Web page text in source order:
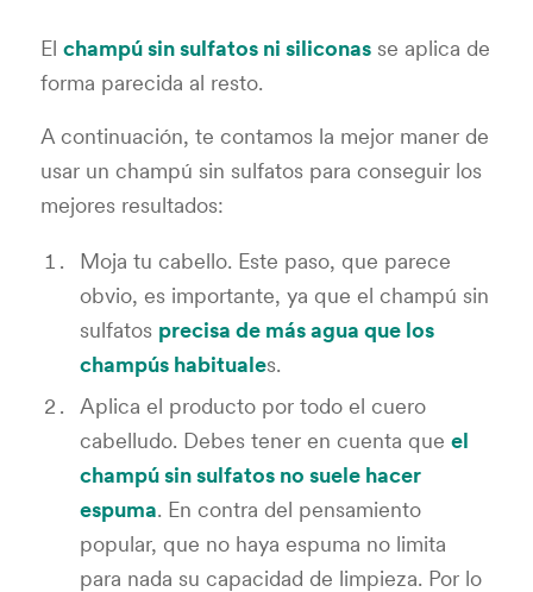
El champú sin sulfatos ni siliconasse aplica de
forma parecida al resto.
A continuación, te contamos la mejor maner de
usar un champú sin sulfatos para conseguir los
mejores resultados:
Moja tu cabello. Este paso, que parece
obvio, es importante, ya que el champú sin
sulfatos precisa de más agua que los
champús habituales.
Aplica el producto por todo el cuero
cabelludo. Debes tener en cuenta que el
champú sin sulfatos no suele hacer
espuma. En contra del pensamiento
popular, que no haya espuma no limita
para nada su capacidad de limpieza. Por lo